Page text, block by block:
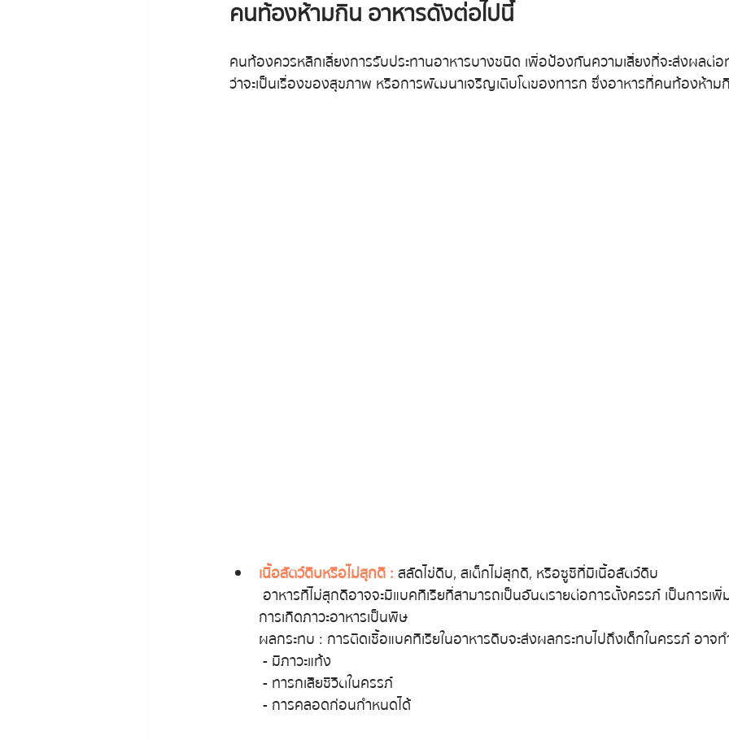
คนท้องห้ามกิน อาหารดังต่อไปนี้
คนท้องควรหลีกเลี่ยงการรับประทานอาหารบางชนิด เพื่อป้องกันความเสี่ยงที่จะส่งผลต่อ
ว่าจะเป็นเรื่องของสุขภาพ หรือการพัฒนาเจริญเติบโตของทารก ซึ่งอาหารที่คนท้องห้า
เนื้อสัตว์ดิบหรือไม่สุกดี : สลัดไข่ดิบ, สเต็กไม่สุกดี, หรือซูชิที่มีเนื้อสัตว์ดิบ
การเกิดภาวะอาหารเป็นพิษ
ผลกระทบ : การติดเชื้อแบคทีเรียในอาหารดิบจะส่งผลกระทบไปถึงเด็กในครรภ์ อาจท
- มีภาวะแท้ง
- ทารกเสียชีวิตในครรภ์
- การคลอดก่อนกำหนดได้